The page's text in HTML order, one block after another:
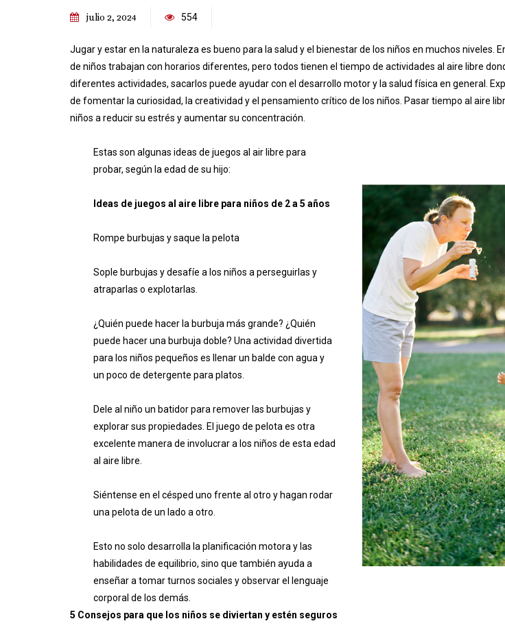
julio 2, 2024 554
Jugar y estar en la naturaleza es bueno para la salud y el bienestar de los niños en muchos niveles.
de niños trabajan con horarios diferentes, pero todos tienen el tiempo de actividades al aire libre
diferentes actividades, sacarlos puede ayudar con el desarrollo motor y la salud física en general.
de fomentar la curiosidad, la creatividad y el pensamiento crítico de los niños. Pasar tiempo al aire
niños a reducir su estrés y aumentar su concentración.
Estas son algunas ideas de juegos al air libre para
probar, según la edad de su hijo:​
Ideas de juegos al aire libre para niños de 2 a 5 años
Rompe burbujas y saque la pelota
Sople burbujas y desafíe a los niños a perseguirlas y
atraparlas o explotarlas.
¿Quién puede hacer la burbuja más grande? ¿Quién
puede hacer una burbuja doble? Una actividad divertida
para los niños pequeños es llenar un balde con agua y
un poco de detergente para platos.
Dele al niño un batidor para remover las burbujas y
explorar sus propiedades. El juego de pelota es otra
excelente manera de involucrar a los niños de esta edad
al aire libre.
Siéntense en el césped uno frente al otro y hagan rodar
una pelota de un lado a otro.
Esto no solo desarrolla la planificación motora y las
habilidades de equilibrio, sino que también ayuda a
enseñar a tomar turnos sociales y observar el lenguaje
corporal de los demás.
5 Consejos para que los niños se diviertan y estén seguros